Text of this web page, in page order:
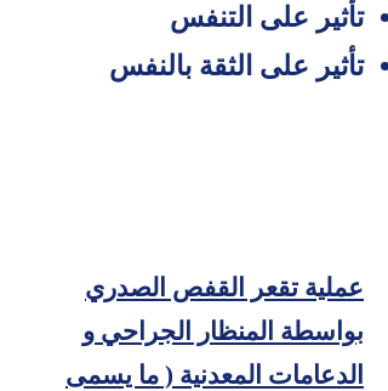
تأثير على التنفس
تأثير على الثقة بالنفس
عملية تقعر القفص الصدري
بواسطة المنظار الجراحي و
الدعامات المعدنية ( ما يسمى